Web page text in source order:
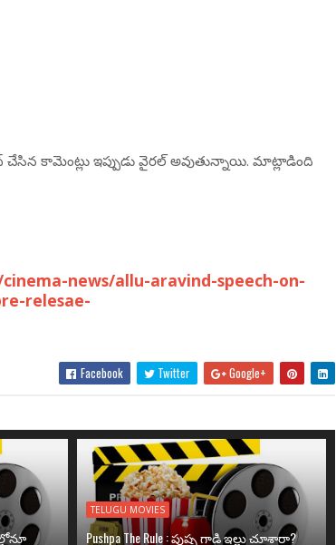
చేసిన కామెంట్లు ఇప్పుడు వైరల్ అవుతున్నాయి. మాట్లాడింది
news/allu-aravind-speech-on-
relesae-
Facebook Twitter Google+
TELUGU MOVIES
Pushpa The Rule : పుష్ప గాడి ఇల్లు చూశారా?